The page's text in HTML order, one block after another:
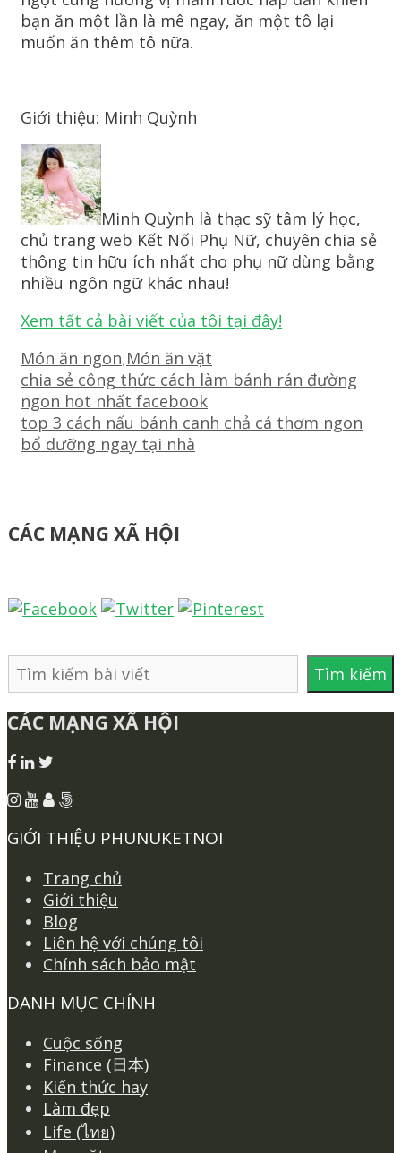
bạn ăn một lần là mê ngay, ăn một tô lại
muốn ăn thêm tô nữa.
Giới thiệu: Minh Quỳnh
Minh Quỳnh là thạc sỹ tâm lý học,
chủ trang web Kết Nối Phụ Nữ, chuyên chia sẻ
thông tin hữu ích nhất cho phụ nữ dùng bằng
nhiều ngôn ngữ khác nhau!
Xem tất cả bài viết của tôi tại đây!
Danh
mục
Món ăn ngon,Món ăn vặt
Điều
hướng
bài
viết
chia sẻ công thức cách làm bánh rán đường
ngon hot nhất facebook
top 3 cách nấu bánh canh chả cá thơm ngon
bổ dưỡng ngay tại nhà
CÁC MẠNG XÃ HỘI
Tìm
kiếm
Tìm kiếm
CÁC MẠNG XÃ HỘI
GIỚI THIỆU PHUNUKETNOI
Trang chủ
Giới thiệu
Blog
Liên hệ với chúng tôi
Chính sách bảo mật
DANH MỤC CHÍNH
Cuộc sống
Finance (日本)
Kiến thức hay
Làm đẹp
Life (ไทย)